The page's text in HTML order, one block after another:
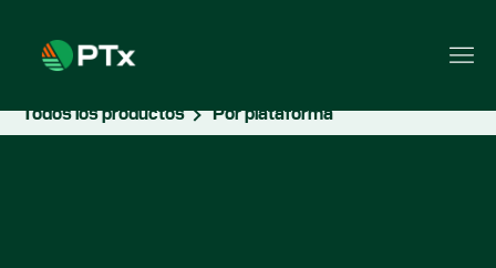
Todos los productos Por plataforma